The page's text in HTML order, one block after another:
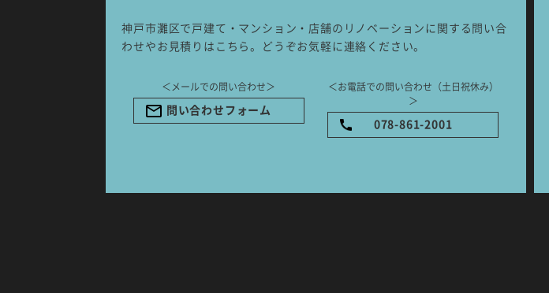
神戸市灘区で戸建て・マンション・店舗のリノベーションに関する問い合
わせやお見積りはこちら。どうぞお気軽に連絡ください。
＜メールでの問い合わせ＞
問い合わせフォーム
＜お電話での問い合わせ（土日祝休み）
＞
078-861-2001